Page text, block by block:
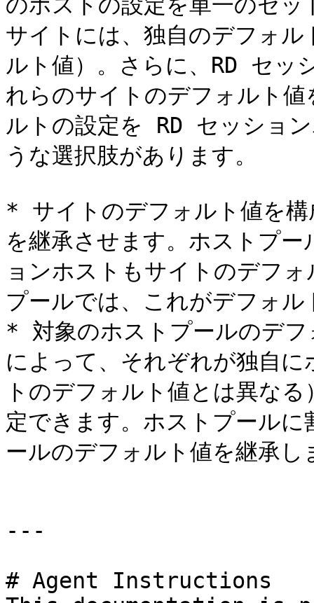
サイトには、独自のデフォ
ルト値）。さらに、RD セッ
れらのサイトのデフォルト
ルトの設定を RD セッショ
うな選択肢があります。
* サイトのデフォルト値を構
を継承させます。ホストプ
ョンホストもサイトのデフ
プールでは、これがデフォ
* 対象のホストプールのデフ
によって、それぞれが独自
トのデフォルト値とは異な
定できます。ホストプール
ールのデフォルト値を継承し
---
# Agent Instructions